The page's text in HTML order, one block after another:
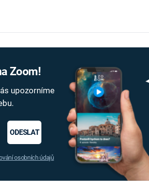
Zoom!
upozorníme
ODESLAT
osobních údajů